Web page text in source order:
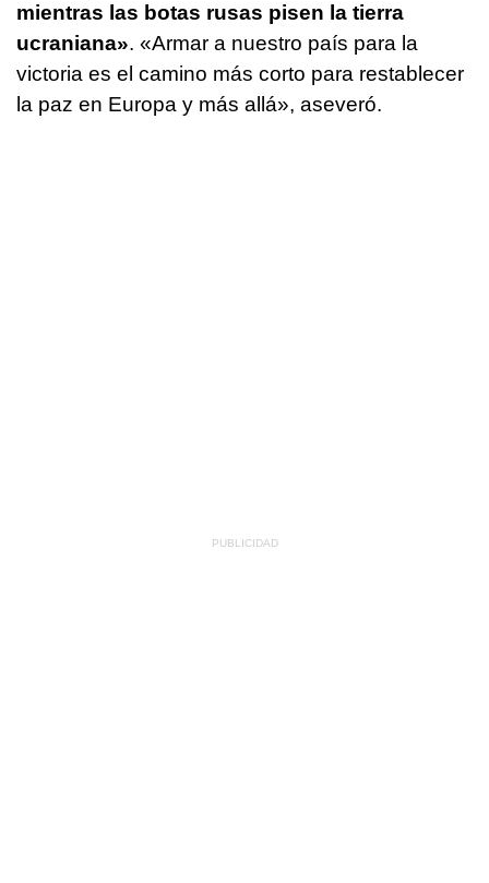
mientras las botas rusas pisen la tierra
ucraniana». «Armar a nuestro país para la
victoria es el camino más corto para restablecer
la paz en Europa y más allá», aseveró.